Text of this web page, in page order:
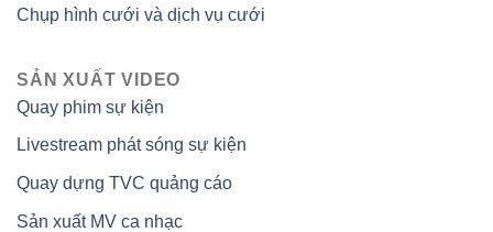
Chụp hình cưới và dịch vụ cưới
SẢN XUẤT VIDEO
Quay phim sự kiện
Livestream phát sóng sự kiện
Quay dựng TVC quảng cáo
Sản xuất MV ca nhạc